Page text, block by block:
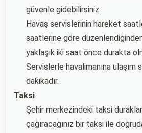
güvenle gidebilirsiniz.
Havaş servislerinin hareket
saatlerine göre
yaklaşık iki saat önce durakta
Servislerle havalimanına ulaşım
dakikadır.
Taksi
Şehir merkezindeki taksi
çağıracağınız bir taksi ile